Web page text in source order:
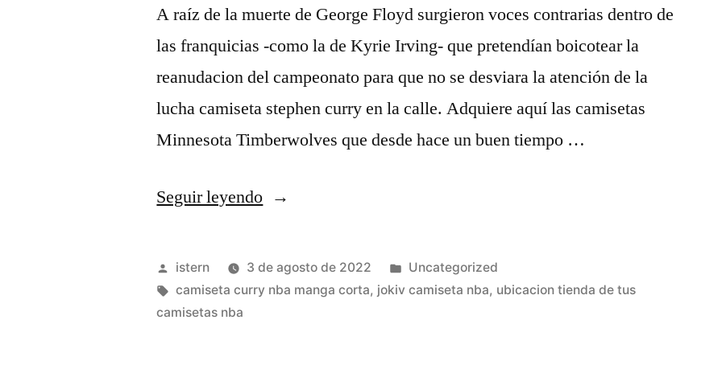
A raíz de la muerte de George Floyd surgieron voces contrarias dentro de
las franquicias -como la de Kyrie Irving- que pretendían boicotear la
reanudacion del campeonato para que no se desviara la atención de la
lucha camiseta stephen curry en la calle. Adquiere aquí las camisetas
Minnesota Timberwolves que desde hace un buen tiempo …
Seguir leyendo«negociar
camisetas
nba
Publicado
por
istern 3 de agosto de 2022
Publicado
en
Uncategorized
Etiquetas:
camiseta curry nba manga corta, jokiv camiseta nba, ubicacion tienda de tus
camisetas nba